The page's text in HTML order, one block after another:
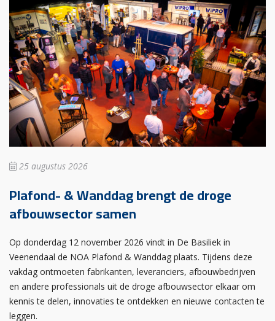
25 augustus 2026
Plafond- & Wanddag brengt de droge
afbouwsector samen
Op donderdag 12 november 2026 vindt in De Basiliek in
Veenendaal de NOA Plafond & Wanddag plaats. Tijdens deze
vakdag ontmoeten fabrikanten, leveranciers, afbouwbedrijven
en andere professionals uit de droge afbouwsector elkaar om
kennis te delen, innovaties te ontdekken en nieuwe contacten te
leggen.